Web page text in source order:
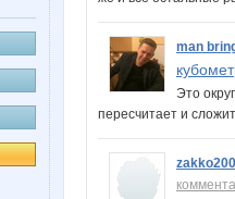
man
Это
пересчитает и